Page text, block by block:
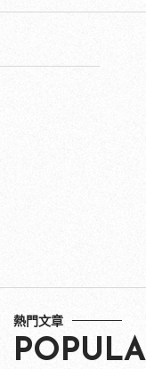
熱門文章